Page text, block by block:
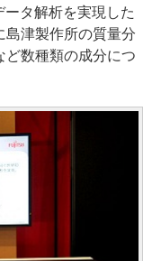
タ解析を実現した
島津製作所の質量分
ど数種類の成分につ